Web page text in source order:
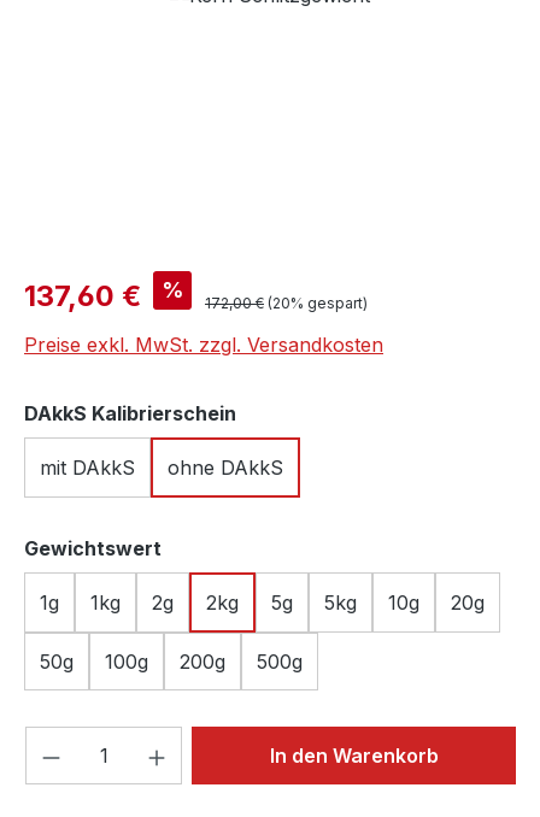
Verkaufspreis:
137,60 € % Regulärer Preis:
172,00 € (20% gespart)
Preise exkl. MwSt. zzgl. Versandkosten
DAkkS Kalibrierschein
mit DAkkS ohne DAkkS
Gewichtswert
1g 1kg 2g 2kg 5g 5kg 10g 20g
50g 100g 200g 500g
Produkt Anzahl: Gib denIn den Warenkorb